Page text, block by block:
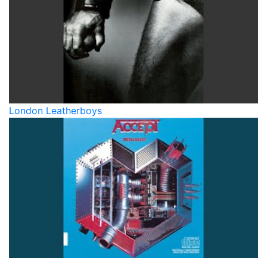
London Leatherboys